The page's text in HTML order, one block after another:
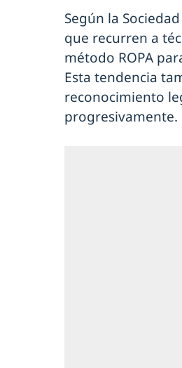
Según la
que recurren a
método ROPA
Esta tendencia
reconocimiento
progresivamente.